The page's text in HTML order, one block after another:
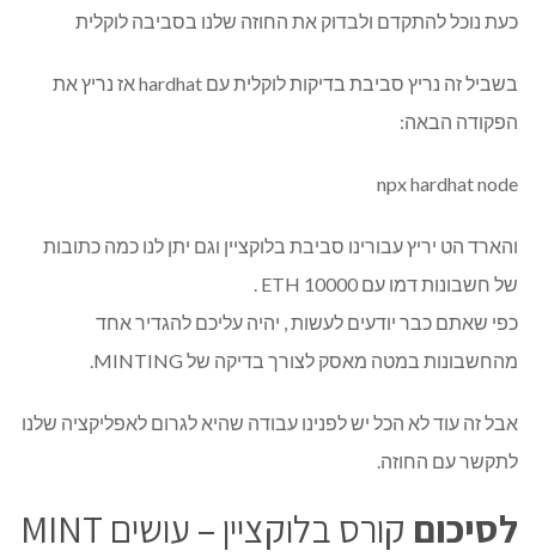
כעת נוכל להתקדם ולבדוק את החוזה שלנו בסביבה לוקלית
בשביל זה נריץ סביבת בדיקות לוקלית עם hardhat אז נריץ את
הפקודה הבאה:
npx hardhat node
והארד הט יריץ עבורינו סביבת בלוקציין וגם יתן לנו כמה כתובות
של חשבונות דמו עם 10000 ETH .
כפי שאתם כבר יודעים לעשות , יהיה עליכם להגדיר אחד
מהחשבונות במטה מאסק לצורך בדיקה של MINTING.
אבל זה עוד לא הכל יש לפנינו עבודה שהיא לגרום לאפליקציה שלנו
לתקשר עם החוזה.
לסיכום
קורס בלוקציין – עושים MINT